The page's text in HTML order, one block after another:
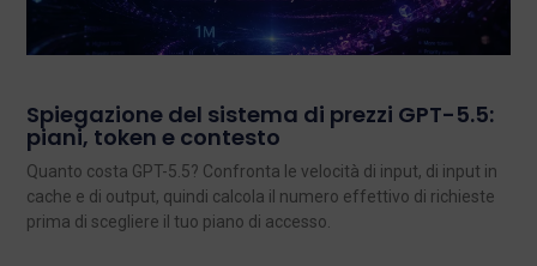
Spiegazione del sistema di prezzi GPT-5.5:
piani, token e contesto
Quanto costa GPT-5.5? Confronta le velocità di input, di input in
cache e di output, quindi calcola il numero effettivo di richieste
prima di scegliere il tuo piano di accesso.